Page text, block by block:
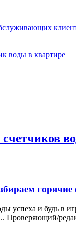
воды в квартире
успеха и будь в
Проверяющий/